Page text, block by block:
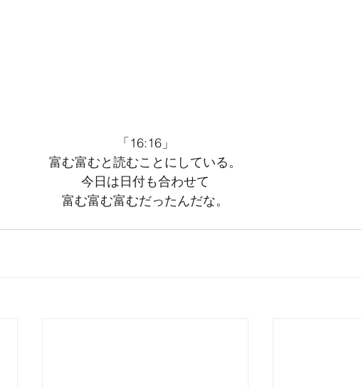
「16:16」
富む富むと読むことにしている。
今日は日付も合わせて
富む富む富むだったんだな。